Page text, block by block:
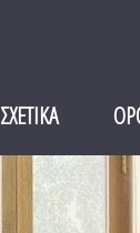
ΣΧΕΤΙΚΑ